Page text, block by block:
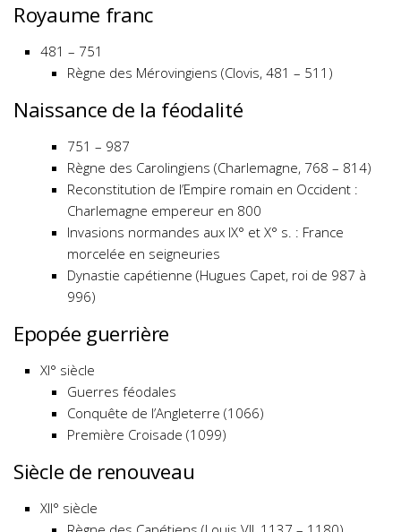
Royaume franc
481 – 751
Règne des Mérovingiens (Clovis, 481 – 511)
Naissance de la féodalité
751 – 987
Règne des Carolingiens (Charlemagne, 768 – 814)
Reconstitution de l’Empire romain en Occident :
Charlemagne empereur en 800
Invasions normandes aux IX° et X° s. : France
morcelée en seigneuries
Dynastie capétienne (Hugues Capet, roi de 987 à
996)
Epopée guerrière
XI° siècle
Guerres féodales
Conquête de l’Angleterre (1066)
Première Croisade (1099)
Siècle de renouveau
XII° siècle